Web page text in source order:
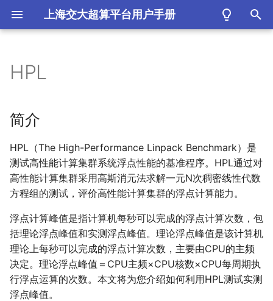
上海交大超算平台用户手册
始
搜
索
简介
导入HPL环境
测试平台
π2.0
ARM集群
运行结果时间比较
π2.0集群
HPL
简介
HPL（The High-Performance Linpack Benchmark）是
测试高性能计算集群系统浮点性能的基准程序。HPL通过对
高性能计算集群采用高斯消元法求解一元N次稠密线性代数
方程组的测试，评价高性能计算集群的浮点计算能力。
浮点计算峰值是指计算机每秒可以完成的浮点计算次数，包
括理论浮点峰值和实测浮点峰值。理论浮点峰值是该计算机
理论上每秒可以完成的浮点计算次数，主要由CPU的主频
决定。理论浮点峰值＝CPU主频×CPU核数×CPU每周期执
行浮点运算的次数。本文将为您介绍如何利用HPL测试实测
浮点峰值。